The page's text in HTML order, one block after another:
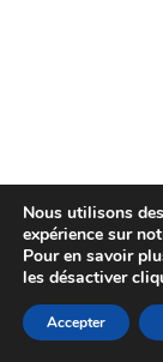
Nous utilisons
expérience sur
Pour en savoir
les désactiver
Accepter